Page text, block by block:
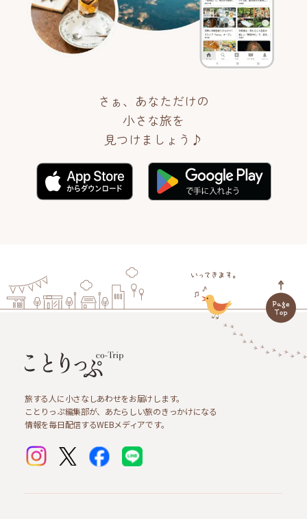
さぁ、あなただけの
小さな旅を
見つけましょう♪
旅する人に小さなしあわせをお届けします。
ことりっぷ編集部が、あたらしい旅のきっかけになる
情報を毎日配信するWEBメディアです。